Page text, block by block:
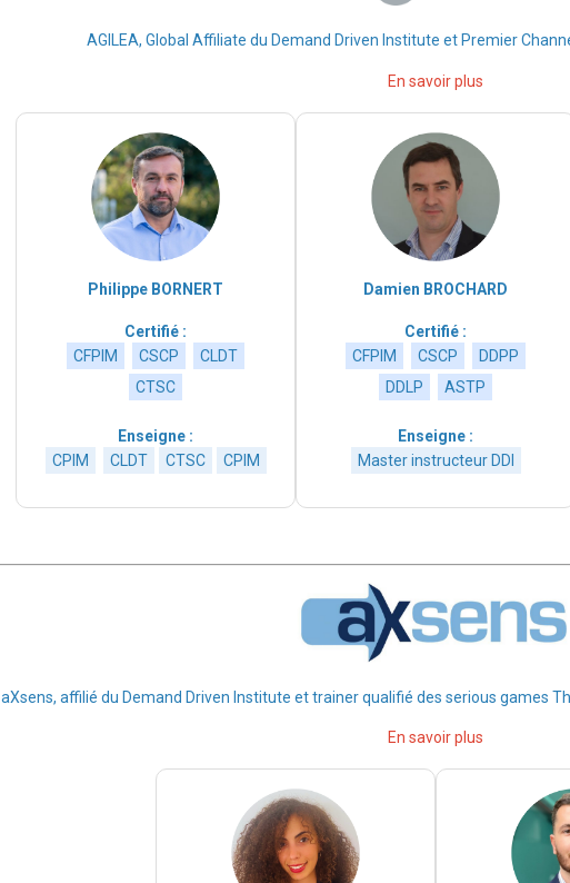
AGILEA, Global Affiliate du Demand Driven Institute et Premier
En savoir plus
Philippe BORNERT
Certifié :
CFPIM
CSCP
CLDT
CTSC
Enseigne :
CPIM
CLDT CTSC CPIM
Damien BROCHARD
Certifié :
CFPIM
CSCP
DDPP
DDLP
ASTP
Enseigne :
Master instructeur DDI
aXsens, affilié du Demand Driven Institute et trainer qualifié des serious games
En savoir plus